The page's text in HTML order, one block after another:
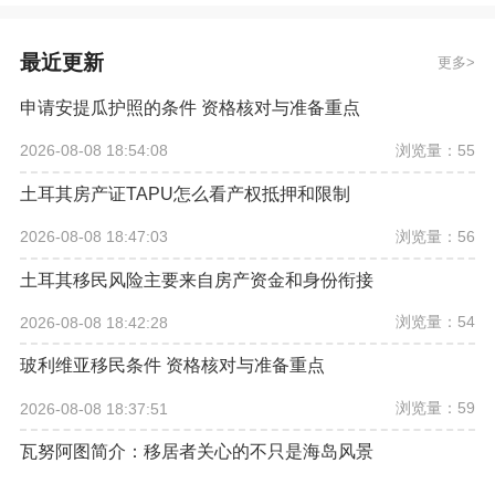
最近更新 更多
申请安提瓜护照的条件 资格核对与准备重点
2026-08-08 18:54:08 浏览量：55
土耳其房产证TAPU怎么看产权抵押和限制
2026-08-08 18:47:03 浏览量：56
土耳其移民风险主要来自房产资金和身份衔接
2026-08-08 18:42:28 浏览量：54
玻利维亚移民条件 资格核对与准备重点
2026-08-08 18:37:51 浏览量：59
瓦努阿图简介：移居者关心的不只是海岛风景